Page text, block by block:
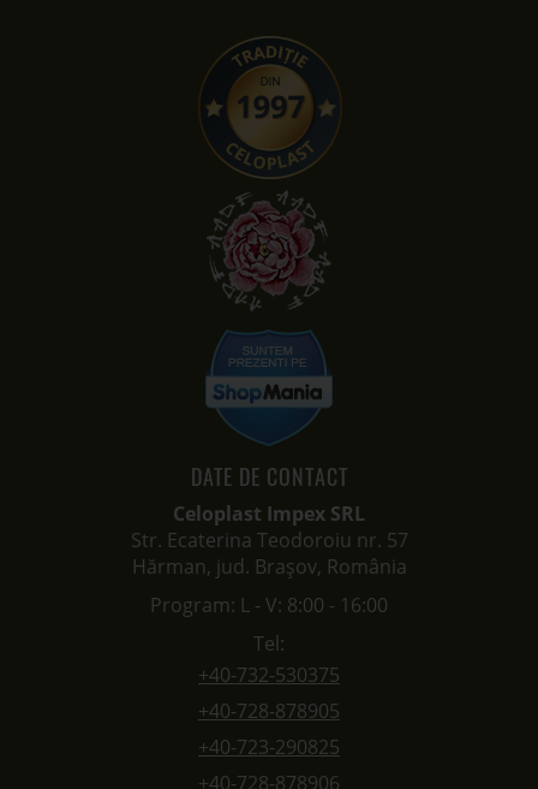
DATE DE CONTACT
Celoplast Impex SRL
Str. Ecaterina Teodoroiu nr. 57
Hărman, jud. Brașov, România
Program: L - V: 8:00 - 16:00
Tel:
+40-732-530375
+40-728-878905
+40-723-290825
+40-728-878906